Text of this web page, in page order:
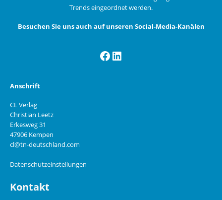
Trends eingeordnet werden.
Besuchen Sie uns auch auf unseren Social-Media-Kanälen
Facebook
LinkedIn
Anschrift
CL Verlag
Christian Leetz
Erkesweg 31
47906 Kempen
cl@tn-deutschland.com
Datenschutzeinstellungen
Kontakt